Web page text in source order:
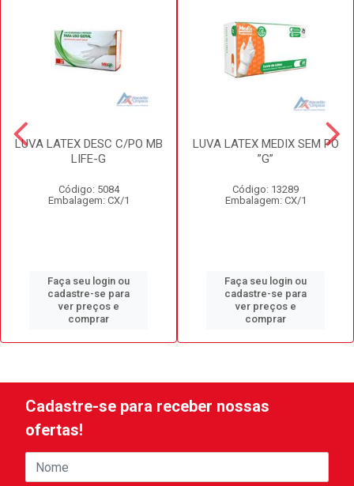
LUVA LATEX DESC C/PO MB
LIFE-G
Código: 5084
Embalagem: CX/1
Faça seu login ou
cadastre-se para
ver preços e
comprar
LUVA LATEX MEDIX SEM PÓ
”G”
Código: 13289
Embalagem: CX/1
Faça seu login ou
cadastre-se para
ver preços e
comprar
Cadastre-se para receber nossas
ofertas!